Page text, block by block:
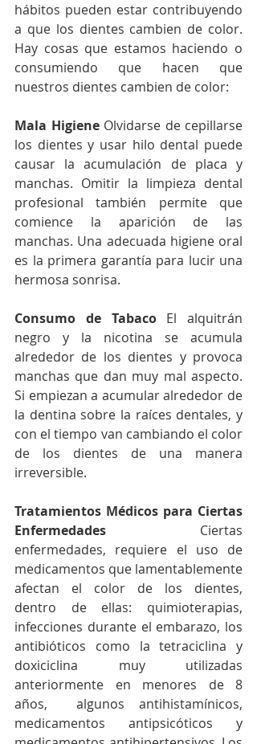
hábitos pueden estar contribuyendo
a que los dientes cambien de color.
Hay cosas que estamos haciendo o
consumiendo que hacen que
nuestros dientes cambien de color:
Mala Higiene Olvidarse de cepillarse
los dientes y usar hilo dental puede
causar la acumulación de placa y
manchas. Omitir la limpieza dental
profesional también permite que
comience la aparición de las
manchas. Una adecuada higiene oral
es la primera garantía para lucir una
hermosa sonrisa.
Consumo de Tabaco El alquitrán
negro y la nicotina se acumula
alrededor de los dientes y provoca
manchas que dan muy mal aspecto.
Si empiezan a acumular alrededor de
la dentina sobre la raíces dentales, y
con el tiempo van cambiando el color
de los dientes de una manera
irreversible.
Tratamientos Médicos para Ciertas
Enfermedades Ciertas
enfermedades, requiere el uso de
medicamentos que lamentablemente
afectan el color de los dientes,
dentro de ellas: quimioterapias,
infecciones durante el embarazo, los
antibióticos como la tetraciclina y
doxiciclina muy utilizadas
anteriormente en menores de 8
años,  algunos antihistamínicos,
medicamentos antipsicóticos y